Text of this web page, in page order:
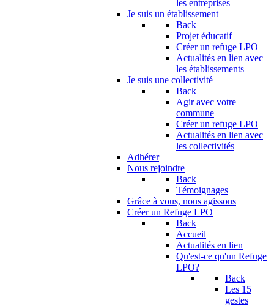
les entreprises
Je suis un établissement
Back
Projet éducatif
Créer un refuge LPO
Actualités en lien avec
les établissements
Je suis une collectivité
Back
Agir avec votre
commune
Créer un refuge LPO
Actualités en lien avec
les collectivités
Adhérer
Nous rejoindre
Back
Témoignages
Grâce à vous, nous agissons
Créer un Refuge LPO
Back
Accueil
Actualités en lien
Qu'est-ce qu'un Refuge
LPO?
Back
Les 15
gestes